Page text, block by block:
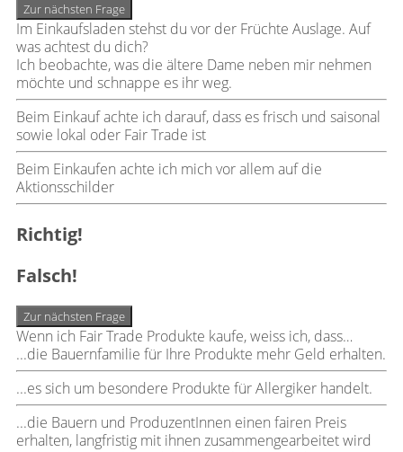
Zur nächsten Frage
Im Einkaufsladen stehst du vor der Früchte Auslage. Auf
was achtest du dich?
Ich beobachte, was die ältere Dame neben mir nehmen
möchte und schnappe es ihr weg.
Beim Einkauf achte ich darauf, dass es frisch und saisonal
sowie lokal oder Fair Trade ist
Beim Einkaufen achte ich mich vor allem auf die
Aktionsschilder
Richtig!
Falsch!
Zur nächsten Frage
Wenn ich Fair Trade Produkte kaufe, weiss ich, dass…
...die Bauernfamilie für Ihre Produkte mehr Geld erhalten.
...es sich um besondere Produkte für Allergiker handelt.
...die Bauern und ProduzentInnen einen fairen Preis
erhalten, langfristig mit ihnen zusammengearbeitet wird